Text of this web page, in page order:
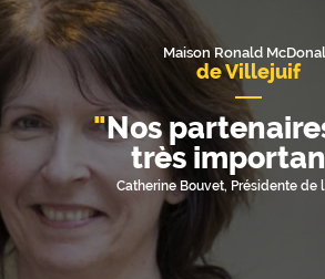
Nous soutenir
Nos partenaires
Maison Ronald
de Villejuif
Nos
très
Catherine Bouvet, Présidente de